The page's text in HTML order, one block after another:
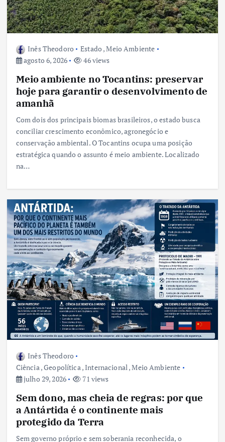
Inês Theodoro Estado ,Meio Ambiente
agosto 6, 2026
46 views
Meio ambiente no Tocantins: preservar
hoje para garantir o desenvolvimento de
amanhã
Com dois dos principais biomas brasileiros, o estado busca
conciliar crescimento econômico, agronegócio e
conservação ambiental. O Tocantins ocupa uma posição
estratégica quando o assunto é meio ambiente. Localizado
na…
Inês Theodoro
Ciência ,Geopolítica ,Internacional ,Meio Ambiente
julho 29, 2026
71 views
Sem dono, mas cheia de regras: por que
a Antártida é o continente mais
protegido da Terra
Sem governo próprio e sem soberania reconhecida, o